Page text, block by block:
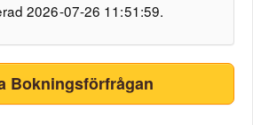
2026-07-26 11:51:59.
Bokningsförfrågan